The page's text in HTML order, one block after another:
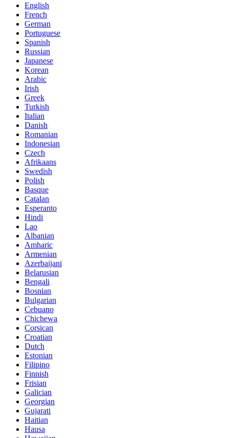
English
French
German
Portuguese
Spanish
Russian
Japanese
Korean
Arabic
Irish
Greek
Turkish
Italian
Danish
Romanian
Indonesian
Czech
Afrikaans
Swedish
Polish
Basque
Catalan
Esperanto
Hindi
Lao
Albanian
Amharic
Armenian
Azerbaijani
Belarusian
Bengali
Bosnian
Bulgarian
Cebuano
Chichewa
Corsican
Croatian
Dutch
Estonian
Filipino
Finnish
Frisian
Galician
Georgian
Gujarati
Haitian
Hausa